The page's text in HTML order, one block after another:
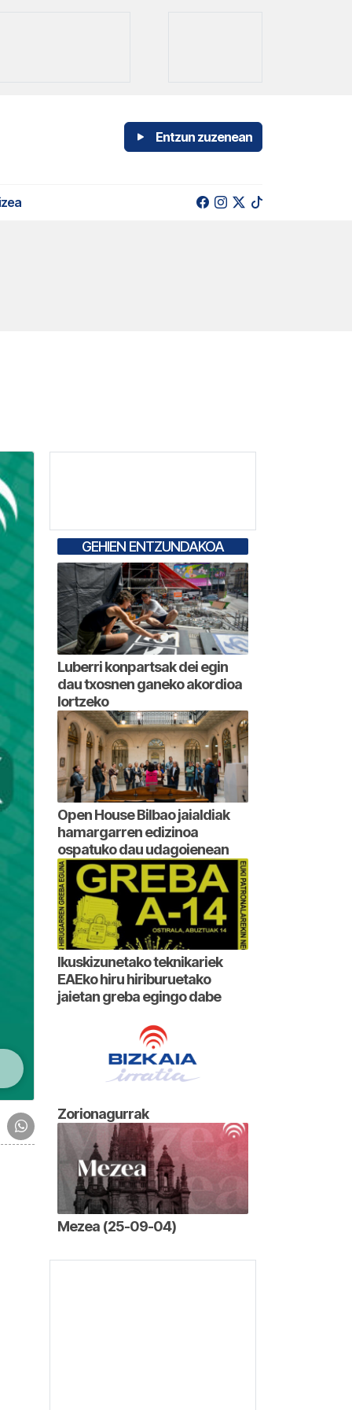
Entzun zuzenean
GEHIEN ENTZUNDAKOA
Luberri konpartsak dei egin
dau txosnen ganeko akordioa
lortzeko
Open House Bilbao jaialdiak
hamargarren edizinoa
ospatuko dau udagoienean
Ikuskizunetako teknikariek
EAEko hiru hiriburuetako
jaietan greba egingo dabe
Zorionagurrak
Mezea (25-09-04)